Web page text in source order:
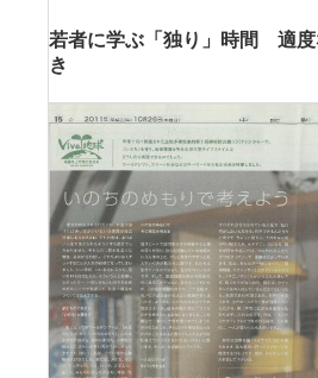
若者に学ぶ「独り」時間 適度
き